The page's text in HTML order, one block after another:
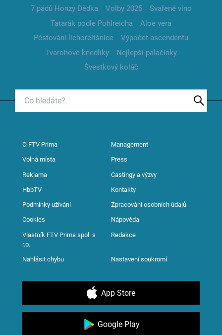
7 pádů Honzy Dědka
Volby 2025
Svařené víno
Tatarák podle Pohlreicha
Aloe vera
Pěstování lichořeřišnice
Výpočet ascendentu
Tvarohové knedlíky
Nejlepší palačinky
Švestkový koláč
O FTV Prima Management
Volná místa Press
Reklama Castingy a výzvy
HbbTV Kontakty
Podmínky užívání Zpracování osobních údajů
Cookies Nápověda
Vlastník FTV Prima spol. s
r.o.
Redakce
Nahlásit chybu Nastavení soukromí
App Store
Google Play